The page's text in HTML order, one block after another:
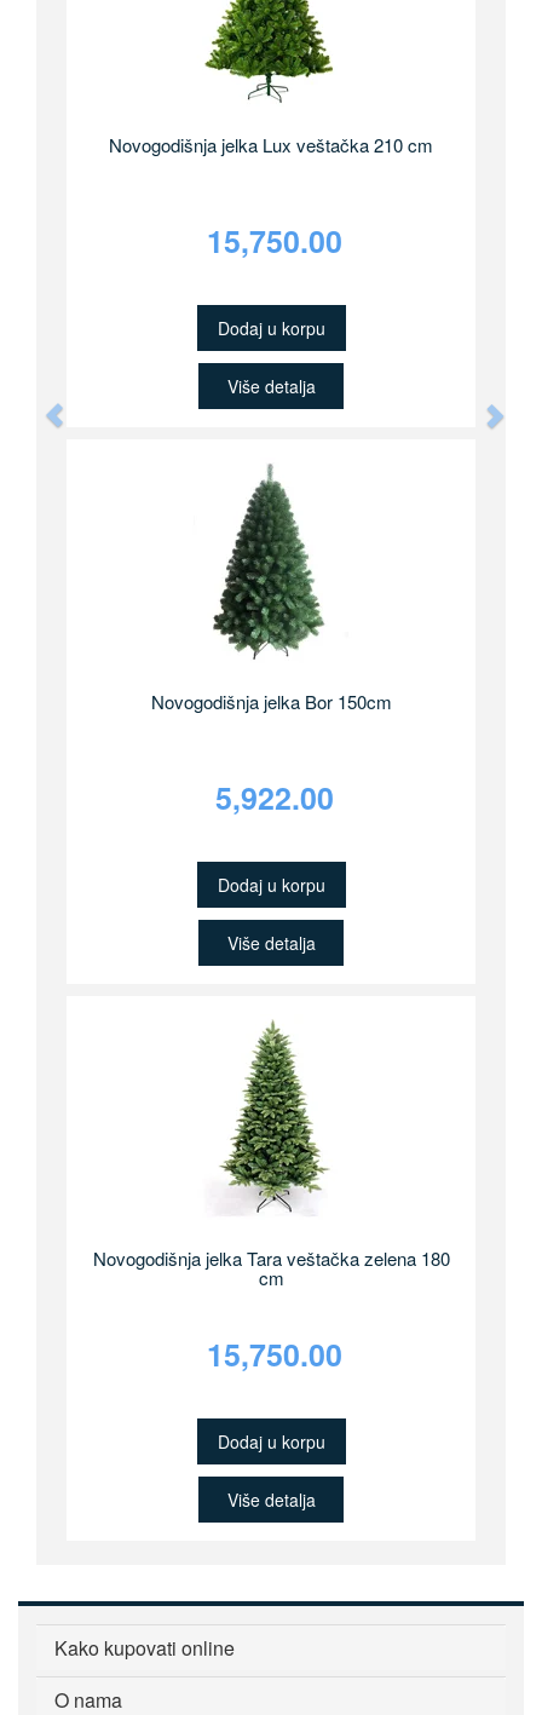
Novogodišnja jelka Lux veštačka 210 cm
15,750.00
Dodaj u korpu
Više detalja
Novogodišnja jelka Bor 150cm
5,922.00
Dodaj u korpu
Više detalja
Novogodišnja jelka Tara veštačka zelena 180
cm
15,750.00
Dodaj u korpu
Više detalja
Kako kupovati online
O nama